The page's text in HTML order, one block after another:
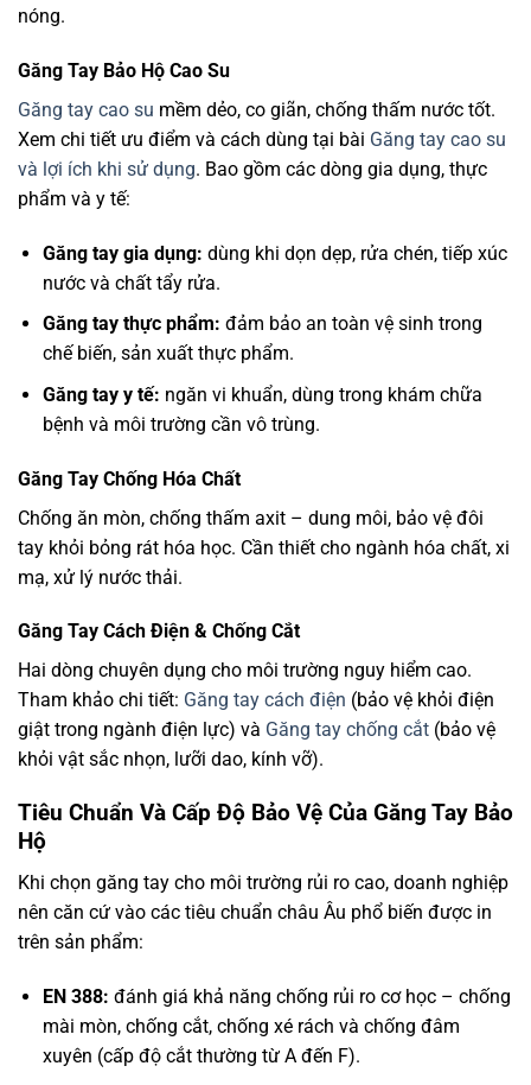
nóng.
Găng Tay Bảo Hộ Cao Su
Găng tay cao su mềm dẻo, co giãn, chống thấm nước tốt.
Xem chi tiết ưu điểm và cách dùng tại bài Găng tay cao su
và lợi ích khi sử dụng. Bao gồm các dòng gia dụng, thực
phẩm và y tế:
Găng tay gia dụng: dùng khi dọn dẹp, rửa chén, tiếp xúc
nước và chất tẩy rửa.
Găng tay thực phẩm: đảm bảo an toàn vệ sinh trong
chế biến, sản xuất thực phẩm.
Găng tay y tế: ngăn vi khuẩn, dùng trong khám chữa
bệnh và môi trường cần vô trùng.
Găng Tay Chống Hóa Chất
Chống ăn mòn, chống thấm axit – dung môi, bảo vệ đôi
tay khỏi bỏng rát hóa học. Cần thiết cho ngành hóa chất, xi
mạ, xử lý nước thải.
Găng Tay Cách Điện & Chống Cắt
Hai dòng chuyên dụng cho môi trường nguy hiểm cao.
Tham khảo chi tiết: Găng tay cách điện (bảo vệ khỏi điện
giật trong ngành điện lực) và Găng tay chống cắt (bảo vệ
khỏi vật sắc nhọn, lưỡi dao, kính vỡ).
Tiêu Chuẩn Và Cấp Độ Bảo Vệ Của Găng Tay Bảo
Hộ
Khi chọn găng tay cho môi trường rủi ro cao, doanh nghiệp
nên căn cứ vào các tiêu chuẩn châu Âu phổ biến được in
trên sản phẩm:
EN 388: đánh giá khả năng chống rủi ro cơ học – chống
mài mòn, chống cắt, chống xé rách và chống đâm
xuyên (cấp độ cắt thường từ A đến F).